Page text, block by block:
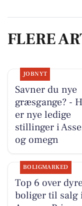
FLERE
JOBNYT
Savner du nye
græsgange? -
er nye ledige
stillinger i
og omegn
BOLIGMARKED
Top 6 over
boliger til salg